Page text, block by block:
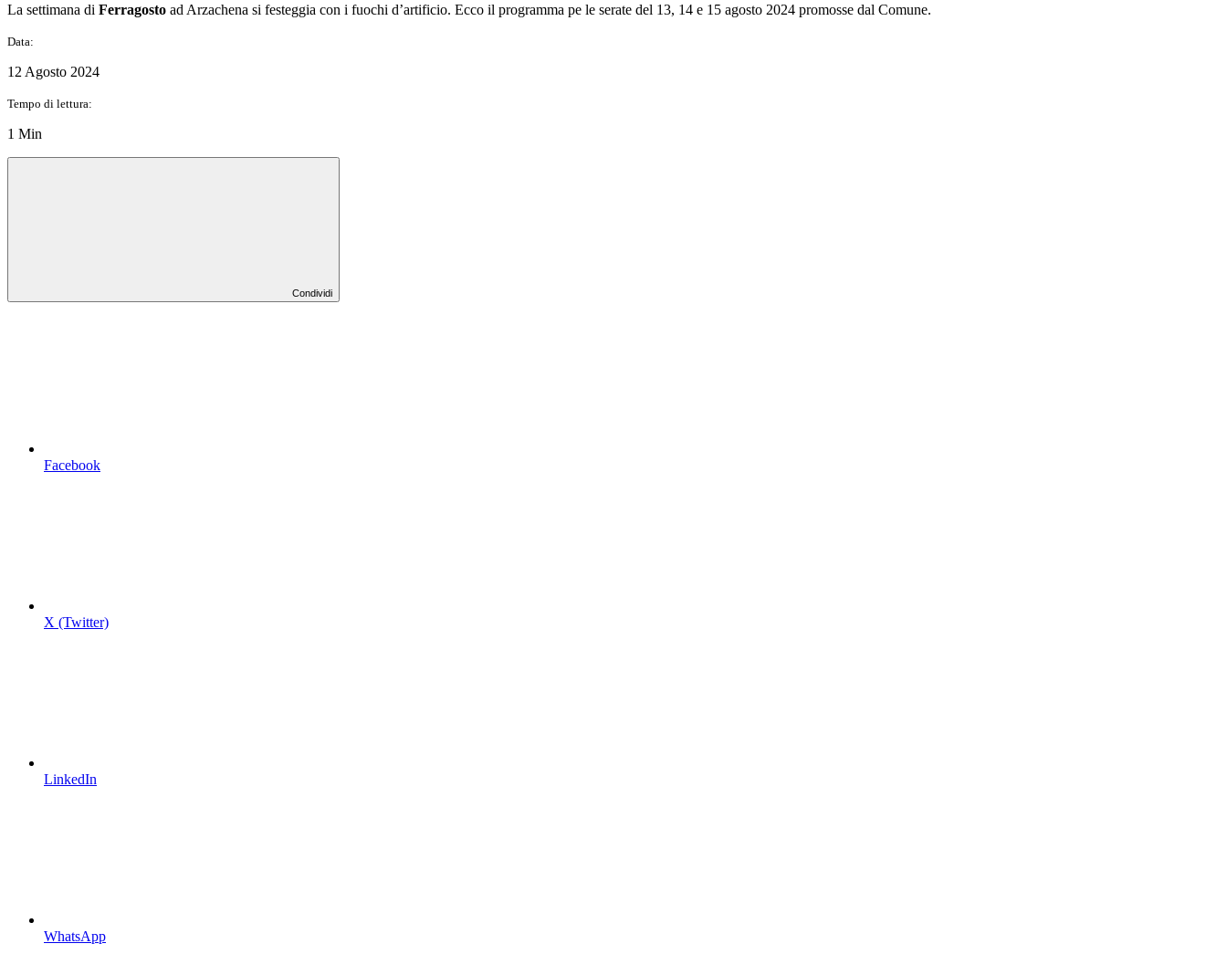
La settimana di Ferragosto ad Arzachena si festeggia con i fuochi d’artificio. Ecco il programma pe le serate del 13, 14 e 15 agosto 2024 promosse dal Comune.
Data:
12 Agosto 2024
Tempo di lettura:
1 Min
Condividi
Facebook
X (Twitter)
LinkedIn
WhatsApp